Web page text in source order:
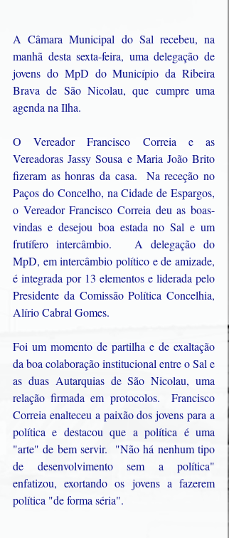
A Câmara Municipal do Sal recebeu, na
manhã desta sexta-feira, uma delegação de
jovens do MpD do Município da Ribeira
Brava de São Nicolau, que cumpre uma
agenda na Ilha.
O Vereador Francisco Correia e as
Vereadoras Jassy Sousa e Maria João Brito
fizeram as honras da casa.  Na receção no
Paços do Concelho, na Cidade de Espargos,
o Vereador Francisco Correia deu as boas-
vindas e desejou boa estada no Sal e um
frutífero intercâmbio.   A delegação do
MpD, em intercâmbio político e de amizade,
é integrada por 13 elementos e liderada pelo
Presidente da Comissão Política Concelhia,
Alírio Cabral Gomes.
Foi um momento de partilha e de exaltação
da boa colaboração institucional entre o Sal e
as duas Autarquias de São Nicolau, uma
relação firmada em protocolos.  Francisco
Correia enalteceu a paixão dos jovens para a
política e destacou que a política é uma
"arte" de bem servir.  "Não há nenhum tipo
de desenvolvimento sem a política"
enfatizou, exortando os jovens a fazerem
política "de forma séria".